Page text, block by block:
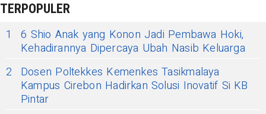
TERPOPULER
1
6 Shio Anak yang Konon Jadi Pembawa Hoki,
Kehadirannya Dipercaya Ubah Nasib Keluarga
2
Dosen Poltekkes Kemenkes Tasikmalaya
Kampus Cirebon Hadirkan Solusi Inovatif Si KB
Pintar